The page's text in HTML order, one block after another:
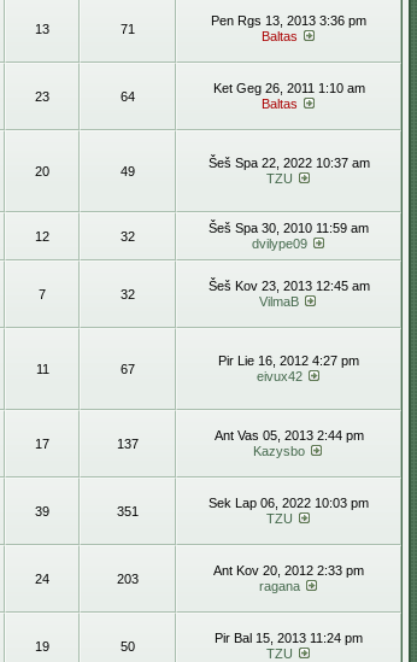
13 71
Pen Rgs 13, 2013 3:36 pm
Baltas
23 64
Ket Geg 26, 2011 1:10 am
Baltas
20 49
Šeš Spa 22, 2022 10:37 am
TZU
12 32
Šeš Spa 30, 2010 11:59 am
dvilype09
7 32
Šeš Kov 23, 2013 12:45 am
VilmaB
11 67
Pir Lie 16, 2012 4:27 pm
eivux42
17 137
Ant Vas 05, 2013 2:44 pm
Kazysbo
39 351
Sek Lap 06, 2022 10:03 pm
TZU
24 203
Ant Kov 20, 2012 2:33 pm
ragana
19 50
Pir Bal 15, 2013 11:24 pm
TZU